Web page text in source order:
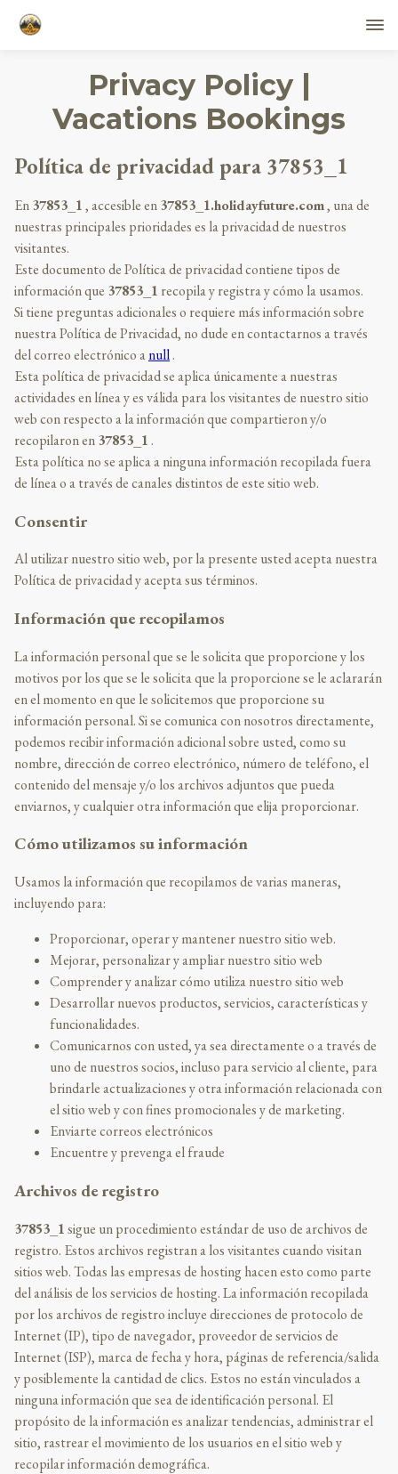
Privacy Policy |
Vacations Bookings
Política de privacidad para 37853_1
En37853_1, accesible en37853_1.holidayfuture.com, una de
nuestras principales prioridades es la privacidad de nuestros
visitantes.
Este documento de Política de privacidad contiene tipos de
información que 37853_1 recopila y registra y cómo la usamos.
Si tiene preguntas adicionales o requiere más información sobre
nuestra Política de Privacidad, no dude en contactarnos a través
del correo electrónico anull.
Esta política de privacidad se aplica únicamente a nuestras
actividades en línea y es válida para los visitantes de nuestro sitio
web con respecto a la información que compartieron y/o
recopilaron en37853_1 .
Esta política no se aplica a ninguna información recopilada fuera
de línea o a través de canales distintos de este sitio web.
Consentir
Al utilizar nuestro sitio web, por la presente usted acepta nuestra
Política de privacidad y acepta sus términos.
Información que recopilamos
La información personal que se le solicita que proporcione y los
motivos por los que se le solicita que la proporcione se le aclararán
en el momento en que le solicitemos que proporcione su
información personal. Si se comunica con nosotros directamente,
podemos recibir información adicional sobre usted, como su
nombre, dirección de correo electrónico, número de teléfono, el
contenido del mensaje y/o los archivos adjuntos que pueda
enviarnos, y cualquier otra información que elija proporcionar.
Cómo utilizamos su información
Usamos la información que recopilamos de varias maneras,
incluyendo para:
Proporcionar, operar y mantener nuestro sitio web.
Mejorar, personalizar y ampliar nuestro sitio web
Comprender y analizar cómo utiliza nuestro sitio web
Desarrollar nuevos productos, servicios, características y
funcionalidades.
Comunicarnos con usted, ya sea directamente o a través de
uno de nuestros socios, incluso para servicio al cliente, para
brindarle actualizaciones y otra información relacionada con
el sitio web y con fines promocionales y de marketing.
Enviarte correos electrónicos
Encuentre y prevenga el fraude
Archivos de registro
37853_1sigue un procedimiento estándar de uso de archivos de
registro. Estos archivos registran a los visitantes cuando visitan
sitios web. Todas las empresas de hosting hacen esto como parte
del análisis de los servicios de hosting. La información recopilada
por los archivos de registro incluye direcciones de protocolo de
Internet (IP), tipo de navegador, proveedor de servicios de
Internet (ISP), marca de fecha y hora, páginas de referencia/salida
y posiblemente la cantidad de clics. Estos no están vinculados a
ninguna información que sea de identificación personal. El
propósito de la información es analizar tendencias, administrar el
sitio, rastrear el movimiento de los usuarios en el sitio web y
recopilar información demográfica.